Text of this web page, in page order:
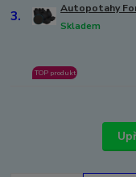
3. Autopotahy
Skladem
TOP produkt